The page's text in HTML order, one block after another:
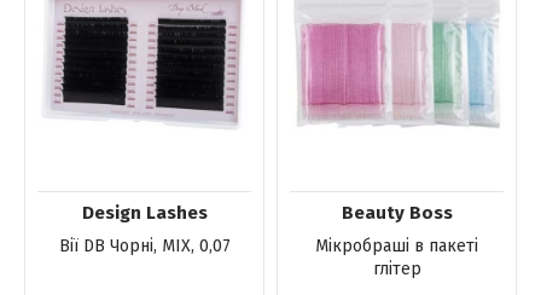
Design Lashes
Вії DB Чорні, MIX, 0,07
Beauty Boss
Мікробраші в пакеті
глітер